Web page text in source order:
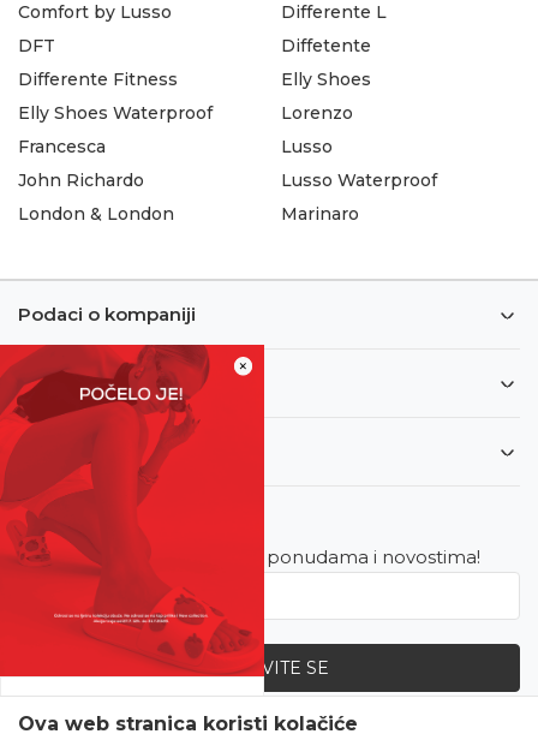
×
SVE UPOLA CIJENE!
Comfort by Lusso
DFT
Differente Fitness
Differente L
Diffetente
Elly Shoes
Elly Shoes Waterproof
Francesca
John Richardo
London & London
Lorenzo
Lusso
Lusso Waterproof
Marinaro
Podaci o kompaniji
Informacije
Korisnički servis
Newsletter
Budite u toku sa najnovijim ponudama i novostima!
PRIJAVITE SE
Ova web stranica koristi kolačiće